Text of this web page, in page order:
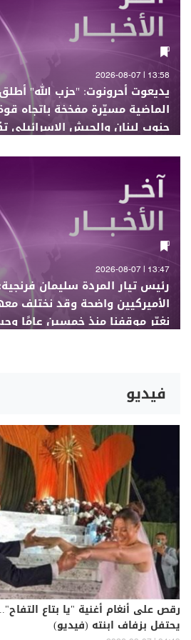
13:58 | 2026-08-07
الماضية مسيّرة مفخخة باتجاه
جنوب لبنان والجيش الإسرائيلي
13:47 | 2026-08-07
رئيس تيار المردة سليمان
الأميركيين واضحة وقد نختلف
نغيّر موقفنا منذ خمسين عامًا
فيديو
رقص على أنغام أغنية "يا بتاع
يحتفل بزفاف ابنته (فيديو)